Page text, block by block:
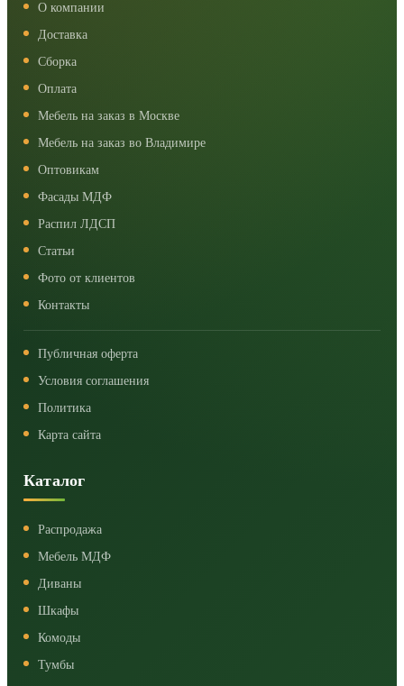
О компании
Доставка
Сборка
Оплата
Мебель на заказ в Москве
Мебель на заказ во Владимире
Оптовикам
Фасады МДФ
Распил ЛДСП
Статьи
Фото от клиентов
Контакты
Публичная оферта
Условия соглашения
Политика
Карта сайта
Каталог
Распродажа
Мебель МДФ
Диваны
Шкафы
Комоды
Тумбы